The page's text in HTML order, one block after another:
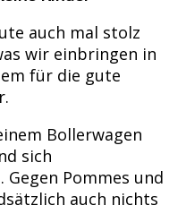
auch mal stolz
wir einbringen in
für die gute
Bollerwagen
sich
Pommes und
auch nichts